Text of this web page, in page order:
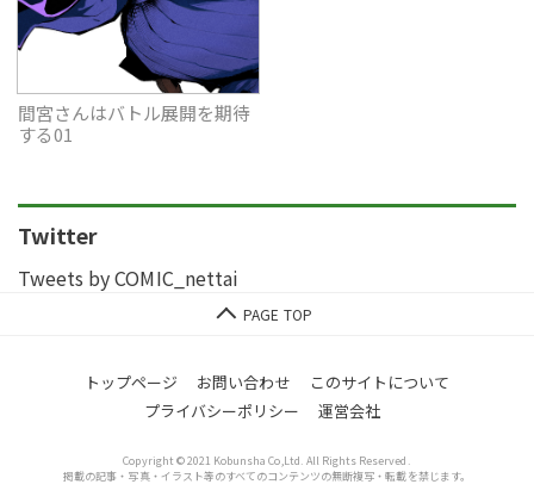
間宮さんはバトル展開を期待
する01
Twitter
Tweets by COMIC_nettai
トップページ お問い合わせ
このサイトについて
プライバシーポリシー
運営会社
Copyright © 2021 Kobunsha Co,Ltd. All Rights Reserved.
掲載の記事・写真・イラスト等のすべてのコンテンツの無断複写・転載を禁じます。